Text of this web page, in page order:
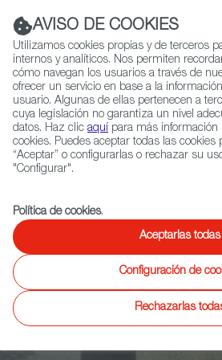
Navigation
|
QUIÉNES SOMOS RED EXTERIOR
Ficción
The
Retrato de vida de un grupo de
holandeses que cargan con la
podido evitar el genocidio de
AVISO DE COOKIES
Utilizamos cookies propias y de terceros
internos y analíticos. Nos permiten
cómo navegan los usuarios a través de
ofrecer un servicio en base a la
usuario. Algunas de ellas pertenecen a
cuya legislación no garantiza un nivel
datos. Haz clic aquí para más información
cookies. Puedes aceptar todas las cookies
“Aceptar” o configurarlas o rechazar su
"Configurar".
Política de cookies.
Aceptarlas todas
Configuración de
Rechazarlas